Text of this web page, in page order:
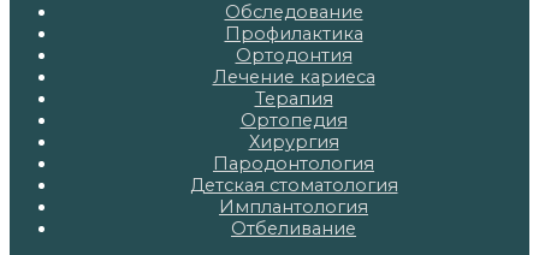
Обследование
Профилактика
Ортодонтия
Лечение кариеса
Терапия
Ортопедия
Хирургия
Пародонтология
Детская стоматология
Имплантология
Отбеливание